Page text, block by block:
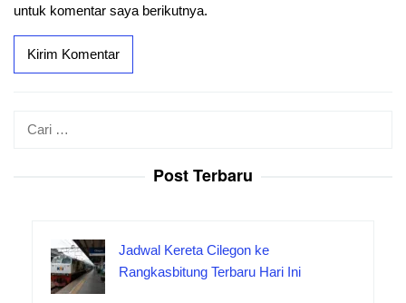
untuk komentar saya berikutnya.
Post Terbaru
Jadwal Kereta Cilegon ke
Rangkasbitung Terbaru Hari Ini